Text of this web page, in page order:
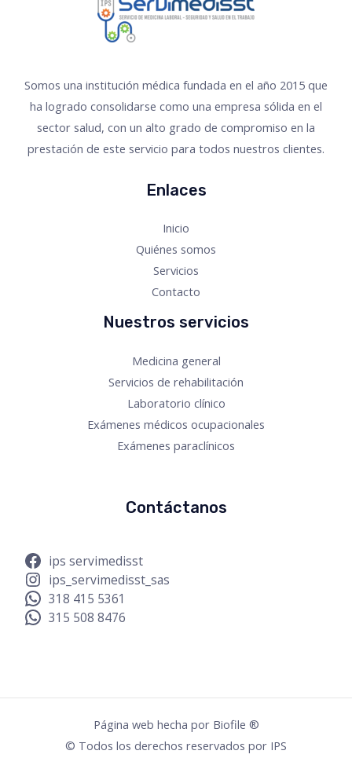
Somos una institución médica fundada en el año 2015 que
ha logrado consolidarse como una empresa sólida en el
sector salud, con un alto grado de compromiso en la
prestación de este servicio para todos nuestros clientes.
Enlaces
Inicio
Quiénes somos
Servicios
Contacto
Nuestros servicios
Medicina general
Servicios de rehabilitación
Laboratorio clínico
Exámenes médicos ocupacionales
Exámenes paraclínicos
Contáctanos
ips servimedisst
ips_servimedisst_sas
318 415 5361
315 508 8476
Página web hecha por Biofile ®
© Todos los derechos reservados por IPS